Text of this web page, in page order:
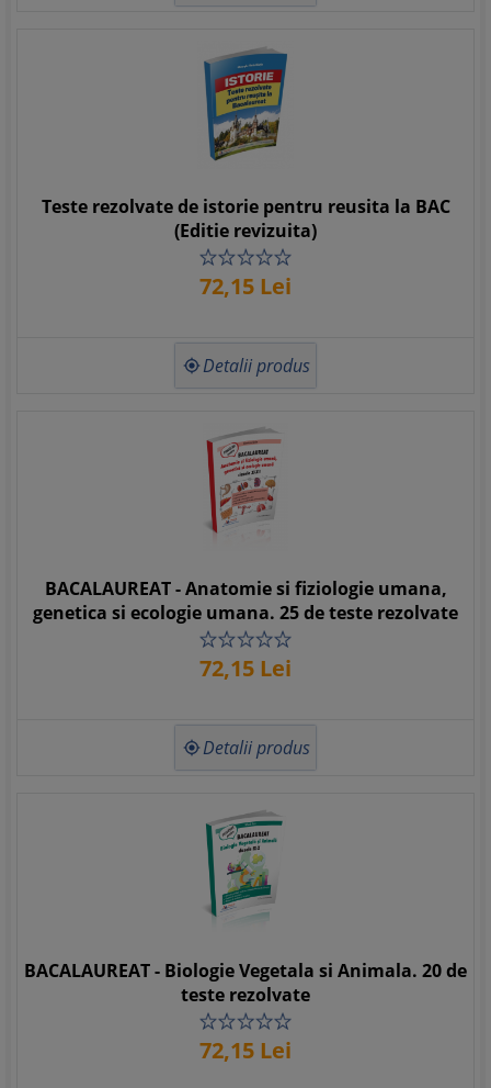
Teste rezolvate de istorie pentru reusita la BAC
(Editie revizuita)
72,15 Lei
 Detalii produs
BACALAUREAT - Anatomie si fiziologie umana,
genetica si ecologie umana. 25 de teste rezolvate
72,15 Lei
 Detalii produs
BACALAUREAT - Biologie Vegetala si Animala. 20 de
teste rezolvate
72,15 Lei